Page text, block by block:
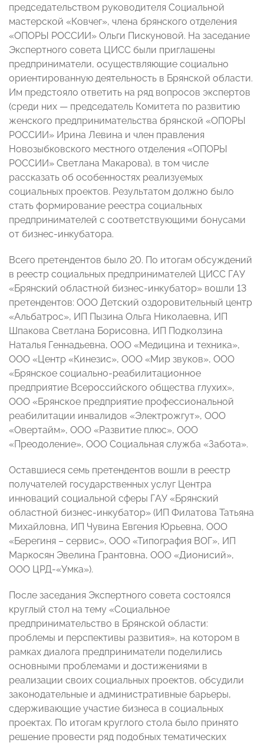
председательством руководителя Социальной
мастерской «Ковчег», члена брянского отделения
«ОПОРЫ РОССИИ» Ольги Пискуновой. На заседание
Экспертного совета ЦИСС были приглашены
предприниматели, осуществляющие социально
ориентированную деятельность в Брянской области.
Им предстояло ответить на ряд вопросов экспертов
(среди них — председатель Комитета по развитию
женского предпринимательства брянской «ОПОРЫ
РОССИИ» Ирина Левина и член правления
Новозыбковского местного отделения «ОПОРЫ
РОССИИ» Светлана Макарова), в том числе
рассказать об особенностях реализуемых
социальных проектов. Результатом должно было
стать формирование реестра социальных
предпринимателей с соответствующими бонусами
от бизнес-инкубатора.
Всего претендентов было 20. По итогам обсуждений
в реестр социальных предпринимателей ЦИСС ГАУ
«Брянский областной бизнес-инкубатор» вошли 13
претендентов: ООО Детский оздоровительный центр
«Альбатрос», ИП Пызина Ольга Николаевна, ИП
Шпакова Светлана Борисовна, ИП Подколзина
Наталья Геннадьевна, ООО «Медицина и техника»,
ООО «Центр «Кинезис», ООО «Мир звуков», ООО
«Брянское социально-реабилитационное
предприятие Всероссийского общества глухих»,
ООО «Брянское предприятие профессиональной
реабилитации инвалидов «Электрожгут», ООО
«Овертайм», ООО «Развитие плюс», ООО
«Преодоление», ООО Социальная служба «Забота».
Оставшиеся семь претендентов вошли в реестр
получателей государственных услуг Центра
инноваций социальной сферы ГАУ «Брянский
областной бизнес-инкубатор» (ИП Филатова Татьяна
Михайловна, ИП Чувина Евгения Юрьевна, ООО
«Берегиня – сервис», ООО «Типография ВОГ», ИП
Маркосян Эвелина Грантовна, ООО «Дионисий»,
ООО ЦРД-«Умка»).
После заседания Экспертного совета состоялся
круглый стол на тему «Социальное
предпринимательство в Брянской области:
проблемы и перспективы развития», на котором в
рамках диалога предприниматели поделились
основными проблемами и достижениями в
реализации своих социальных проектов, обсудили
законодательные и административные барьеры,
сдерживающие участие бизнеса в социальных
проектах. По итогам круглого стола было принято
решение провести ряд подобных тематических